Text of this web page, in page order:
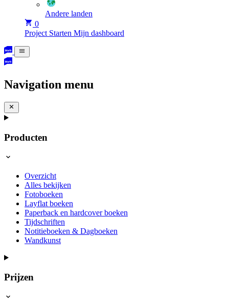
Andere landen
0
Project Starten Mijn dashboard
Navigation menu
Producten
Overzicht
Alles bekijken
Fotoboeken
Layflat boeken
Paperback en hardcover boeken
Tijdschriften
Notitieboeken & Dagboeken
Wandkunst
Prijzen